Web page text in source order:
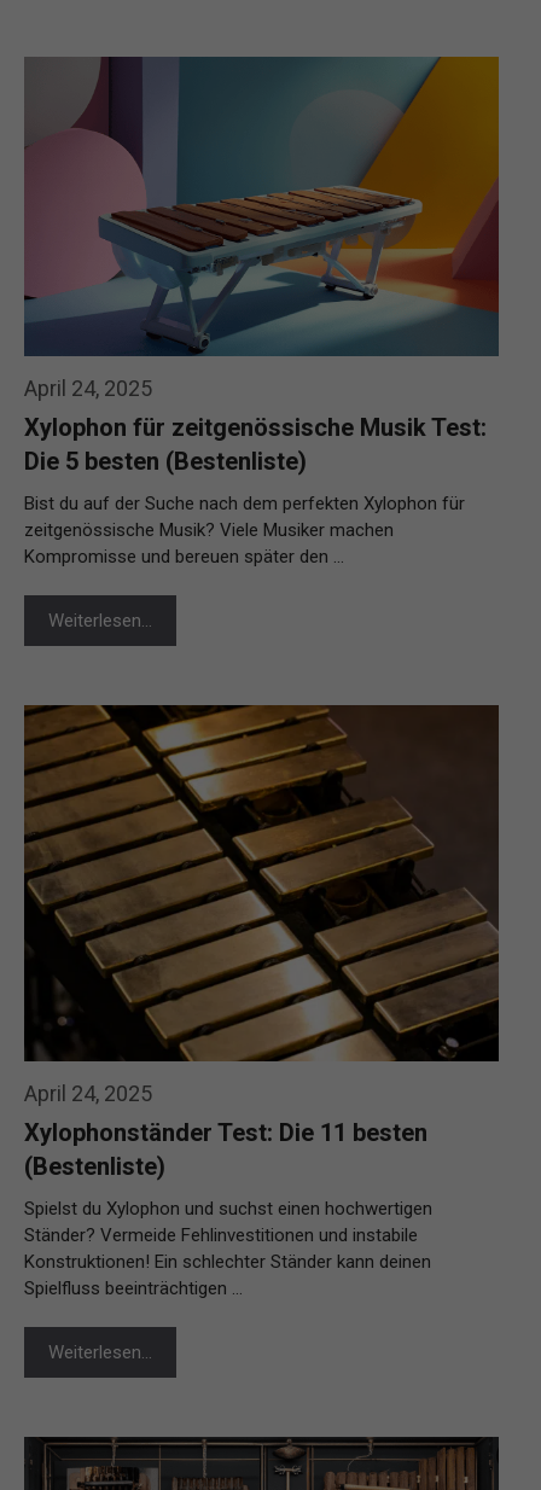
April 24, 2025
Xylophon für zeitgenössische Musik Test:
Die 5 besten (Bestenliste)
Bist du auf der Suche nach dem perfekten Xylophon für
zeitgenössische Musik? Viele Musiker machen
Kompromisse und bereuen später den …
Weiterlesen…
April 24, 2025
Xylophonständer Test: Die 11 besten
(Bestenliste)
Spielst du Xylophon und suchst einen hochwertigen
Ständer? Vermeide Fehlinvestitionen und instabile
Konstruktionen! Ein schlechter Ständer kann deinen
Spielfluss beeinträchtigen …
Weiterlesen…